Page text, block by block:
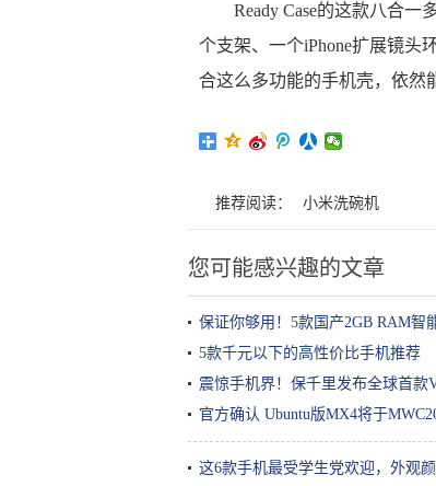
Ready Case的这款八合
个支架、一个iPhone扩展镜头
合这么多功能的手机壳，依然
推荐阅读： 小米洗碗机
您可能感兴趣的文章
保证你够用！5款国产2GB RAM智
5款千元以下的高性价比手机推荐
震惊手机界！保千里发布全球首款
官方确认 Ubuntu版MX4将于
这6款手机最受学生党欢迎，外观